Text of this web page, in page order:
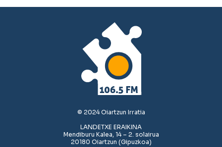
© 2024 Oiartzun Irratia
LANDETXE ERAIKINA
Mendiburu Kalea, 14 – 2. solairua
20180 Oiartzun (Gipuzkoa)